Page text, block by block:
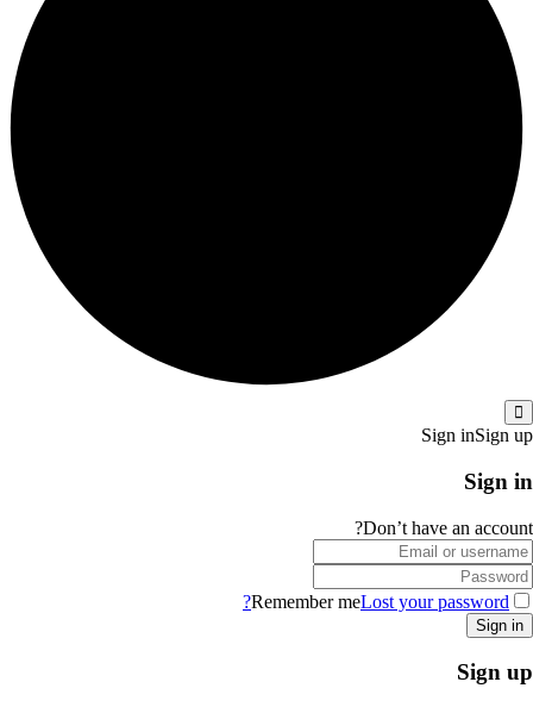
Sign inSign up
Sign in
Don’t have an account?
Remember meLost your password?
Sign up